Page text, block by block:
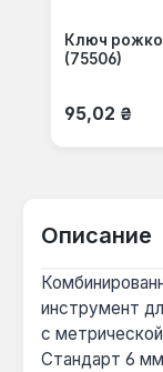
Ключ
(75506)
Обычная
95,02 ₴
Описание
инструмент
с
Стандарт 6 мм